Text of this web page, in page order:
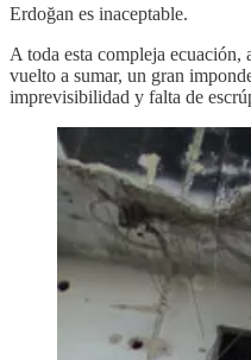
Erdoğan es inaceptable.
A toda esta compleja ecuación,
vuelto a sumar, un gran
imprevisibilidad y falta de